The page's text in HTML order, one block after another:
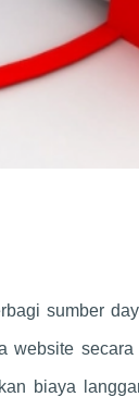
sumber
website
biaya